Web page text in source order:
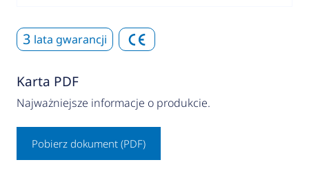
3 lata gwarancji
Karta PDF
Najważniejsze informacje o produkcie.
Pobierz dokument (PDF)